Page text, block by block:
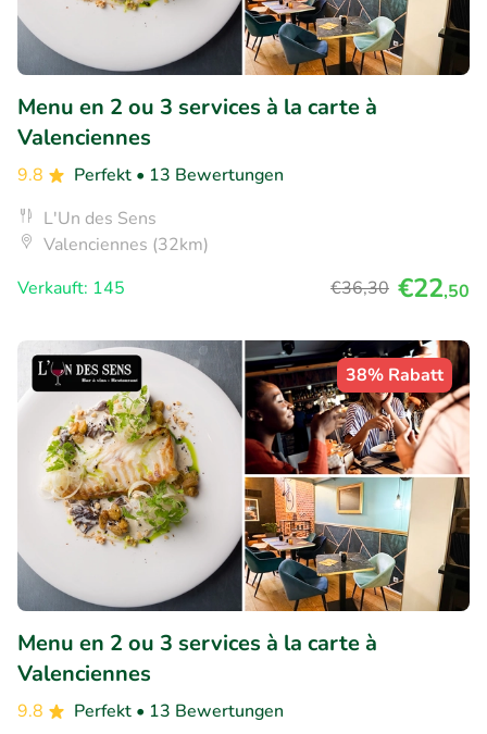
Menu en 2 ou 3 services à la carte à
Valenciennes
9.8 Perfekt • 13 Bewertungen
L'Un des Sens
Valenciennes (32km)
Verkauft: 145
€36,30 €22,50
38% Rabatt
Menu en 2 ou 3 services à la carte à
Valenciennes
9.8 Perfekt • 13 Bewertungen